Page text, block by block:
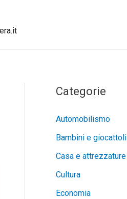
Categorie
Automobilismo
Bambini e giocattoli
Casa e attrezzature
Cultura
Economia